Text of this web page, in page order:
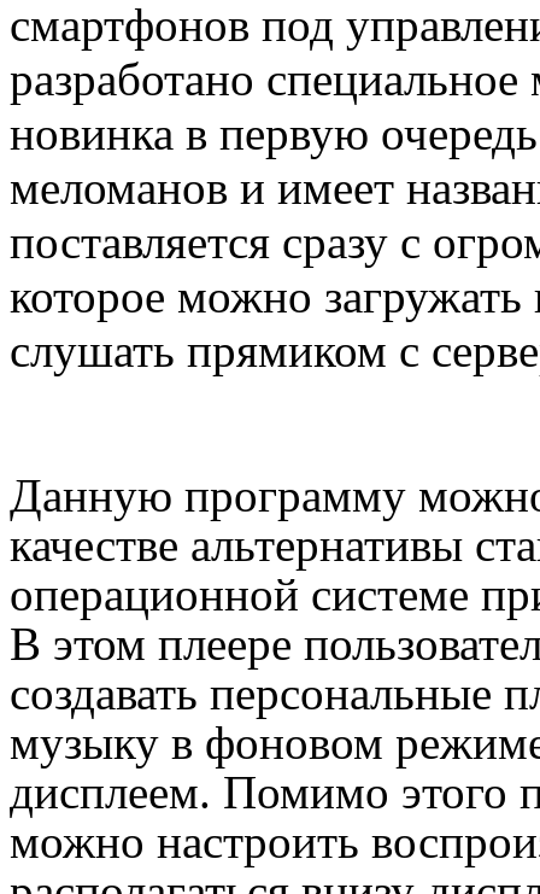
смартфонов под
разработано
новинка в первую
меломанов и имеет
поставляется сразу с
которое можно
слушать прямиком с
Данную программу
качестве альтернативы
операционной системе
В этом плеере
создавать персональные
музыку в фоновом
дисплеем. Помимо этого
можно настроить